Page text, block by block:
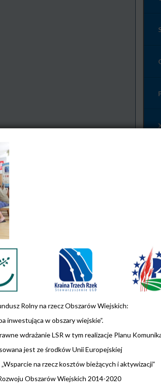
Rolny na rzecz Obszarów Wiejskich:
inwestująca w obszary wiejskie”.
wdrażanie LSR w tym realizacje Planu
jest ze środków Unii Europejskiej
na rzecz kosztów bieżących i aktywizacji”
Obszarów Wiejskich 2014-2020